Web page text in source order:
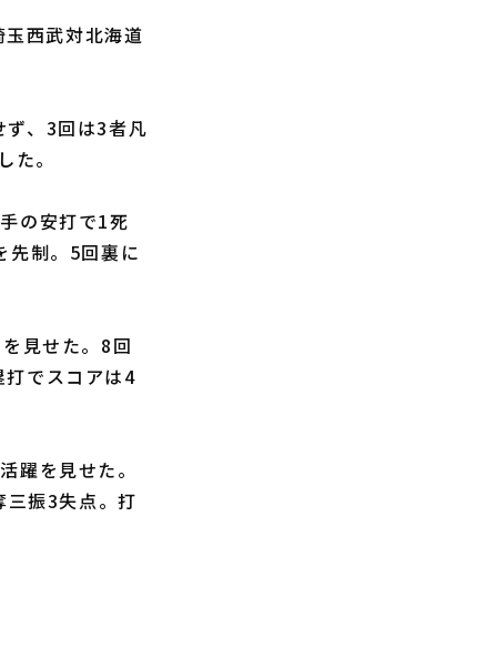
西武対北海道
、3回は3者凡
。
の安打で1死
先制。5回裏に
見せた。8回
でスコアは4
躍を見せた。
振3失点。打